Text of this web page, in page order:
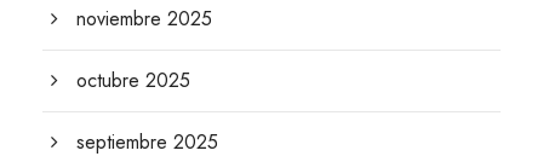
noviembre 2025
octubre 2025
septiembre 2025